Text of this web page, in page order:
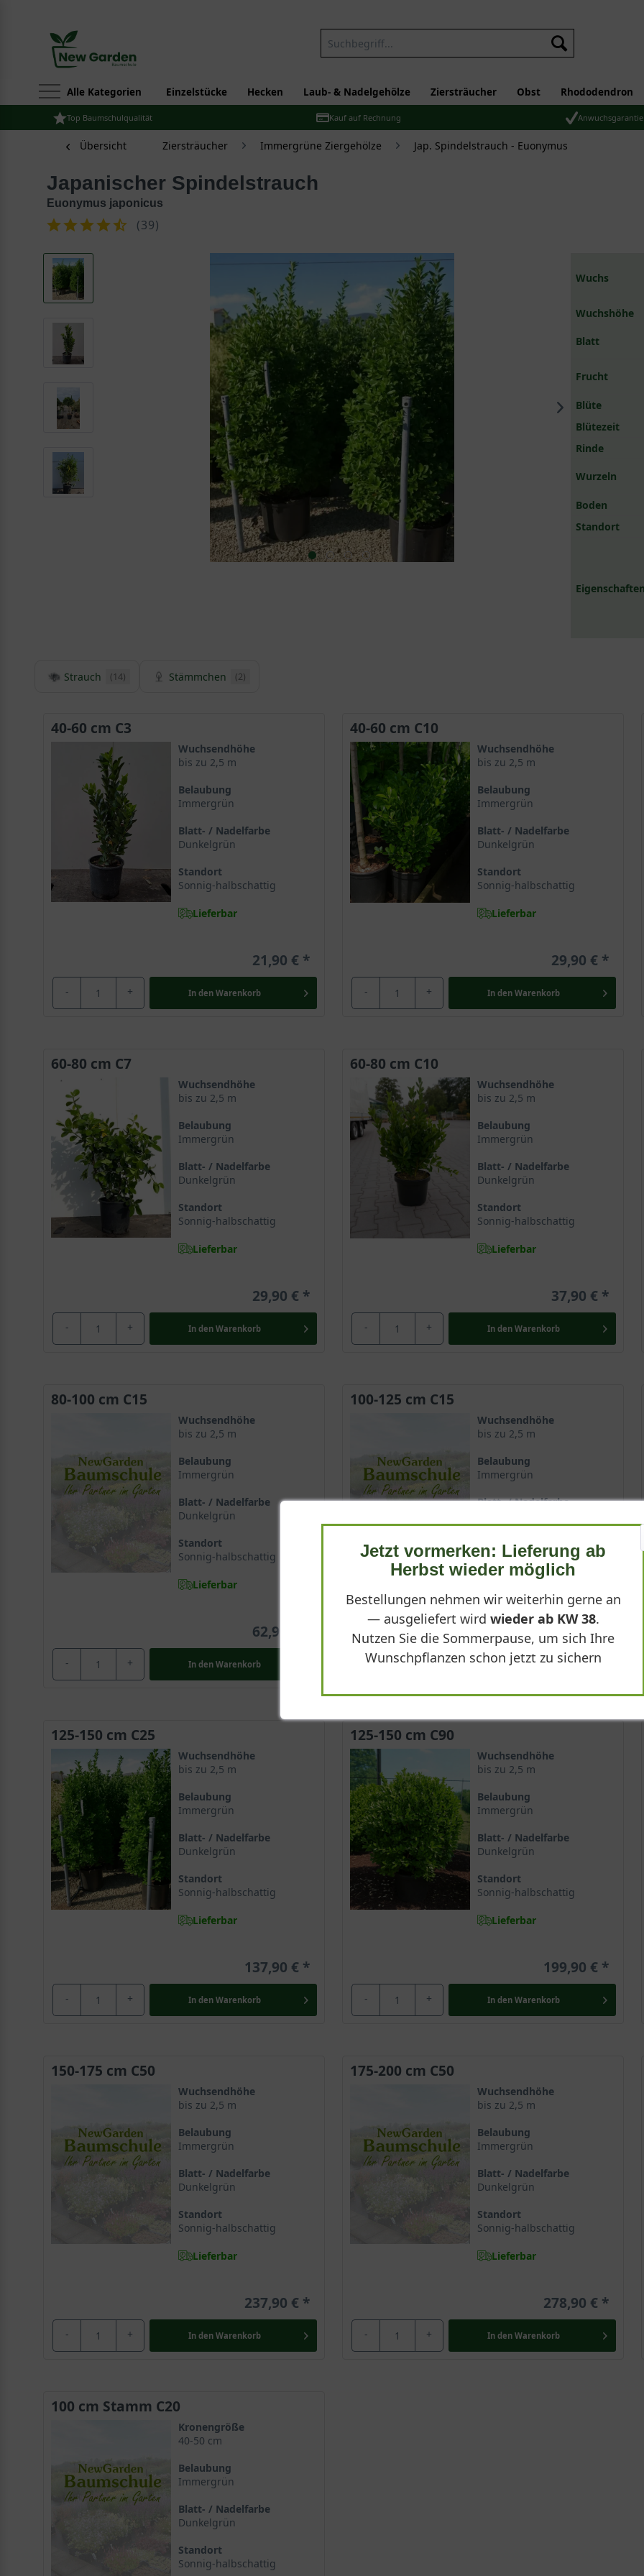
Alle Kategorien Einzelstücke Hecken Laub- & Nadelgehölze Ziersträucher Obst Rhododendron
Top Baumschulqualität Kauf auf Rechnung Anwuchsgarantie
Übersicht Ziersträucher Immergrüne Ziergehölze Jap. Spindelstrauch - Euonymus
Japanischer Spindelstrauch
Euonymus japonicus
(39)
Wuchs
Wuchshöhe
Blatt
Frucht
Blüte
Blütezeit
Rinde
Wurzeln
Boden
Standort
Strauch (14) Stämmchen (2)
40-60 cm C3
Wuchsendhöhe
bis zu 2,5 m
Belaubung
Immergrün
Blatt- / Nadelfarbe
Dunkelgrün
Standort
Sonnig-halbschattig
Lieferbar
21,90 €
- + In den Warenkorb
40-60 cm C10
Wuchsendhöhe
bis zu 2,5 m
Belaubung
Immergrün
Blatt- / Nadelfarbe
Dunkelgrün
Standort
Sonnig-halbschattig
Lieferbar
29,90 €
- + In den Warenkorb
60-80 cm C7
Wuchsendhöhe
bis zu 2,5 m
Belaubung
Immergrün
Blatt- / Nadelfarbe
Dunkelgrün
Standort
Sonnig-halbschattig
Lieferbar
29,90 €
- + In den Warenkorb
60-80 cm C10
Wuchsendhöhe
bis zu 2,5 m
Belaubung
Immergrün
Blatt- / Nadelfarbe
Dunkelgrün
Standort
Sonnig-halbschattig
Lieferbar
37,90 €
- + In den Warenkorb
80-100 cm C15
Wuchsendhöhe
bis zu 2,5 m
Belaubung
Immergrün
Blatt- / Nadelfarbe
Dunkelgrün
Standort
Sonnig-halbschattig
Lieferbar
62,90 €
- + In den Warenkorb
100-125 cm C15
Wuchsendhöhe
bis zu 2,5 m
Belaubung
Immergrün
Blatt- / Nadelfarbe
Standort
Sonnig-halbschattig
76,90 €
- + In den Warenkorb
125-150 cm C25
Wuchsendhöhe
bis zu 2,5 m
Belaubung
Immergrün
Blatt- / Nadelfarbe
Dunkelgrün
Standort
Sonnig-halbschattig
Lieferbar
137,90 €
- + In den Warenkorb
125-150 cm C90
Wuchsendhöhe
bis zu 2,5 m
Belaubung
Immergrün
Blatt- / Nadelfarbe
Dunkelgrün
Standort
Sonnig-halbschattig
Lieferbar
199,90 €
- + In den Warenkorb
150-175 cm C50
Wuchsendhöhe
bis zu 2,5 m
Belaubung
Immergrün
Blatt- / Nadelfarbe
Dunkelgrün
Standort
Sonnig-halbschattig
Lieferbar
237,90 €
- + In den Warenkorb
175-200 cm C50
Wuchsendhöhe
bis zu 2,5 m
Belaubung
Immergrün
Blatt- / Nadelfarbe
Dunkelgrün
Standort
Sonnig-halbschattig
Lieferbar
278,90 €
- + In den Warenkorb
100 cm Stamm C20
Kronengröße
40-50 cm
Belaubung
Immergrün
Blatt- / Nadelfarbe
Dunkelgrün
Standort
Sonnig-halbschattig
Jetzt vormerken: Lieferung ab
Herbst wieder möglich
Bestellungen nehmen wir weiterhin gerne an
— ausgeliefert wird wieder ab KW 38.
Nutzen Sie die Sommerpause, um sich Ihre
Wunschpflanzen schon jetzt zu sichern